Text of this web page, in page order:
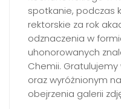
spotkanie, podczas
rektorskie za rok
odznaczenia w
uhonorowanych
Chemii.
oraz wyróżnionym
obejrzenia galerii